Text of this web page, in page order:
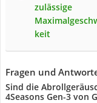
zulässige
keit
Fragen und
Sind die
4Seasons Gen-3 von